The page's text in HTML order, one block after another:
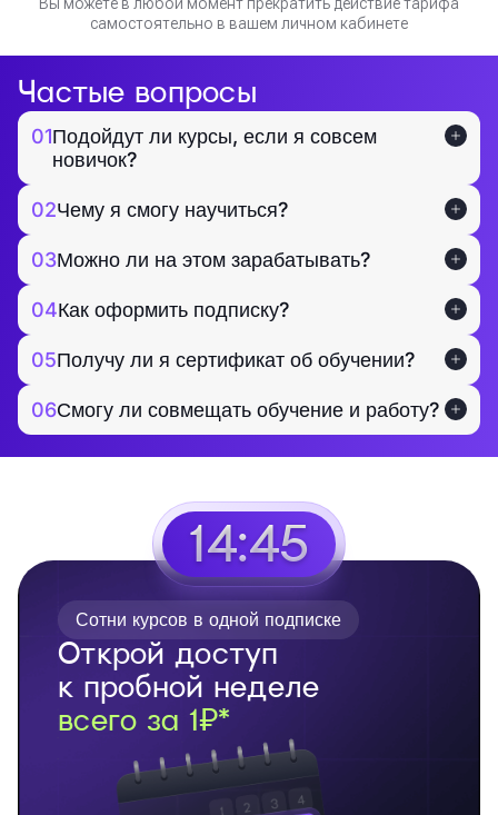
самостоятельно в вашем личном кабинете
Частые вопросы
01Подойдут ли курсы, если я совсем
новичок?
02Чему я смогу научиться?
03Можно ли на этом зарабатывать?
04Как оформить подписку?
05Получу ли я сертификат об обучении?
06Смогу ли совмещать обучение и работу?
14:44
Открой доступ
к пробной неделе
всего за 1₽*
Сотни курсов в одной подписке